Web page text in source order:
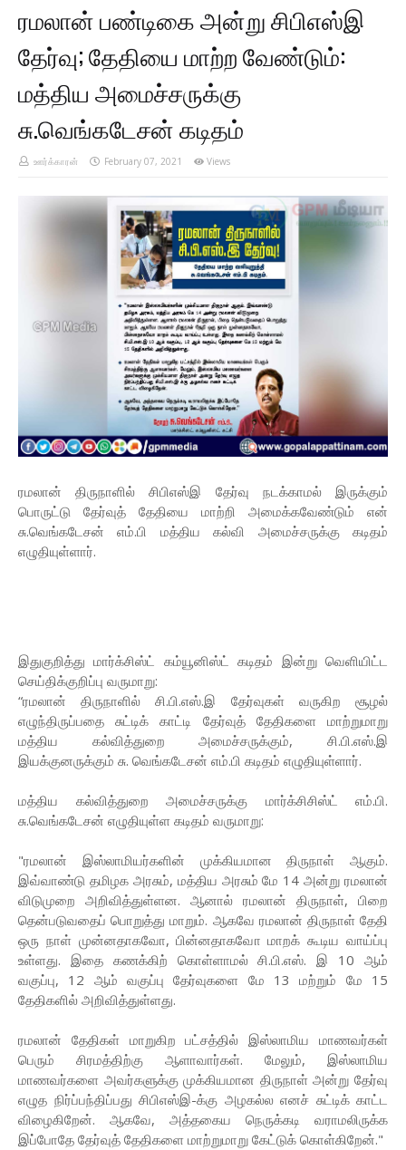
ரமலான் பண்டிகை அன்று சிபிஎஸ்இ
தேர்வு; தேதியை மாற்ற வேண்டும்:
மத்திய அமைச்சருக்கு
சு.வெங்கடேசன் கடிதம்
ஊர்க்காரன் February 07, 2021 Views
ரமலான் திருநாளில் சிபிஎஸ்இ தேர்வு நடக்காமல் இருக்கும்
பொருட்டு தேர்வுத் தேதியை மாற்றி அமைக்கவேண்டும் என்
சு.வெங்கடேசன் எம்.பி மத்திய கல்வி அமைச்சருக்கு கடிதம்
எழுதியுள்ளார்.
இதுகுறித்து மார்க்சிஸ்ட் கம்யூனிஸ்ட் கடிதம் இன்று வெளியிட்ட
செய்திக்குறிப்பு வருமாறு:
“ரமலான் திருநாளில் சி.பி.எஸ்.இ தேர்வுகள் வருகிற சூழல்
எழுந்திருப்பதை சுட்டிக் காட்டி தேர்வுத் தேதிகளை மாற்றுமாறு
மத்திய கல்வித்துறை அமைச்சருக்கும், சி.பி.எஸ்.இ
இயக்குனருக்கும் சு. வெங்கடேசன் எம்.பி கடிதம் எழுதியுள்ளார்.
மத்திய கல்வித்துறை அமைச்சருக்கு மார்க்சிசிஸ்ட் எம்.பி.
சு.வெங்கடேசன் எழுதியுள்ள கடிதம் வருமாறு:
"ரமலான் இஸ்லாமியர்களின் முக்கியமான திருநாள் ஆகும்.
இவ்வாண்டு தமிழக அரசும், மத்திய அரசும் மே 14 அன்று ரமலான்
விடுமுறை அறிவித்துள்ளன. ஆனால் ரமலான் திருநாள், பிறை
தென்படுவதைப் பொறுத்து மாறும். ஆகவே ரமலான் திருநாள் தேதி
ஒரு நாள் முன்னதாகவோ, பின்னதாகவோ மாறக் கூடிய வாய்ப்பு
உள்ளது. இதை கணக்கிற் கொள்ளாமல் சி.பி.எஸ். இ 10 ஆம்
வகுப்பு, 12 ஆம் வகுப்பு தேர்வுகளை மே 13 மற்றும் மே 15
தேதிகளில் அறிவித்துள்ளது.
ரமலான் தேதிகள் மாறுகிற பட்சத்தில் இஸ்லாமிய மாணவர்கள்
பெரும் சிரமத்திற்கு ஆளாவார்கள். மேலும், இஸ்லாமிய
மாணவர்களை அவர்களுக்கு முக்கியமான திருநாள் அன்று தேர்வு
எழுத நிர்ப்பந்திப்பது சிபிஎஸ்இ-க்கு அழகல்ல எனச் சுட்டிக் காட்ட
விழைகிறேன். ஆகவே, அத்தகைய நெருக்கடி வராமலிருக்க
இப்போதே தேர்வுத் தேதிகளை மாற்றுமாறு கேட்டுக் கொள்கிறேன்."